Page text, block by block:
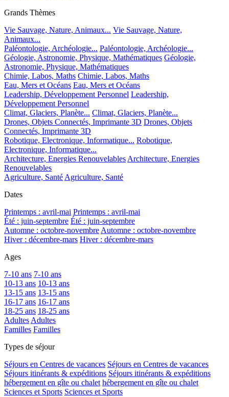
Grands Thèmes
Vie Sauvage, Nature, Animaux... Vie Sauvage, Nature,
Animaux...
Paléontologie, Archéologie... Paléontologie, Archéologie...
Géologie, Astronomie, Physique, Mathématiques Géologie,
Astronomie, Physique, Mathématiques
Chimie, Labos, Maths Chimie, Labos, Maths
Eau, Mers et Océans Eau, Mers et Océans
Leadership, Développement Personnel Leadership,
Développement Personnel
Climat, Glaciers, Planète... Climat, Glaciers, Planète...
Drones, Objets Connectés, Imprimante 3D Drones, Objets
Connectés, Imprimante 3D
Robotique, Electronique, Informatique... Robotique,
Electronique, Informatique...
Architecture, Energies Renouvelables Architecture, Energies
Renouvelables
Agriculture, Santé Agriculture, Santé
Dates
Printemps : avril-mai Printemps : avril-mai
Été : juin-septembre Été : juin-septembre
Automne : octobre-novembre Automne : octobre-novembre
Hiver : décembre-mars Hiver : décembre-mars
Ages
7-10 ans 7-10 ans
10-13 ans 10-13 ans
13-15 ans 13-15 ans
16-17 ans 16-17 ans
18-25 ans 18-25 ans
Adultes Adultes
Familles Familles
Types de séjour
Séjours en Centres de vacances Séjours en Centres de vacances
Séjours itinérants & expéditions Séjours itinérants & expéditions
hébergement en gîte ou chalet hébergement en gîte ou chalet
Sciences et Sports Sciences et Sports